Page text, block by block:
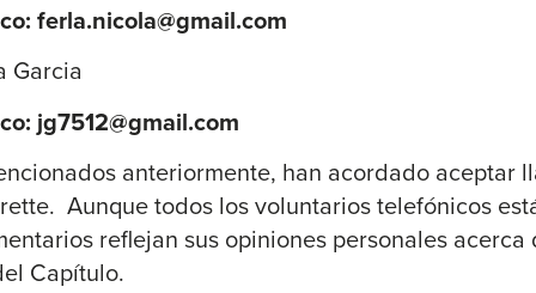
ferla.nicola@gmail.com
Garcia
jg7512@gmail.com
anteriormente, han acordado aceptar
Aunque todos los voluntarios telefónicos
reflejan sus opiniones personales
Capítulo.